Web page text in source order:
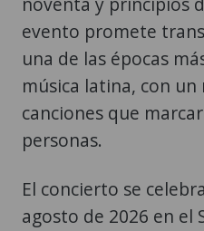
evento promete
una de las épocas
música latina, con
canciones que
personas.
El concierto se
agosto de 2026 en el